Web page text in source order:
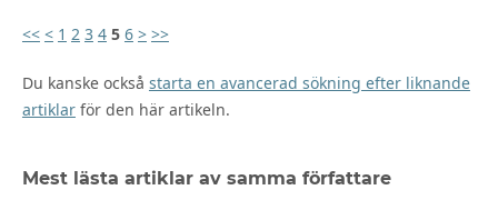
<< < 1 2 3 4 5 6 > >>
Du kanske också starta en avancerad sökning efter liknande
artiklarför den här artikeln.
Mest lästa artiklar av samma författare